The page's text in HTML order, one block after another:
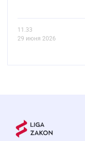
11.33
29 июня 2026